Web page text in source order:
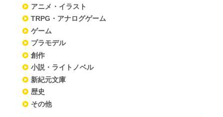
アニメ・イラスト
TRPG・アナログゲーム
ゲーム
プラモデル
創作
小説・ライトノベル
新紀元文庫
歴史
その他